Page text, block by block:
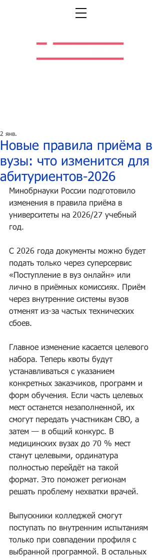
Новые правила приёма в
вузы: что изменится для
абитуриентов-2026
2 янв.
Минобрнауки России подготовило
изменения в правила приёма в
университеты на 2026/27 учебный
год.
С 2026 года документы можно будет
подать только через суперсервис
«Поступление в вуз онлайн» или
лично в приёмных комиссиях. Приём
через внутренние системы вузов
отменят из-за частых технических
сбоев.
Главное изменение касается целевого
набора. Теперь квоты будут
устанавливаться с указанием
конкретных заказчиков, программ и
форм обучения. Если часть целевых
мест останется незаполненной, их
смогут передать участникам СВО, а
затем — в общий конкурс. В
медицинских вузах до 70 % мест
станут целевыми, ординатура
полностью перейдёт на такой
формат. Это поможет регионам
решать проблему нехватки врачей.
Выпускники колледжей смогут
поступать по внутренним испытаниям
только при совпадении профиля с
выбранной программой. В остальных